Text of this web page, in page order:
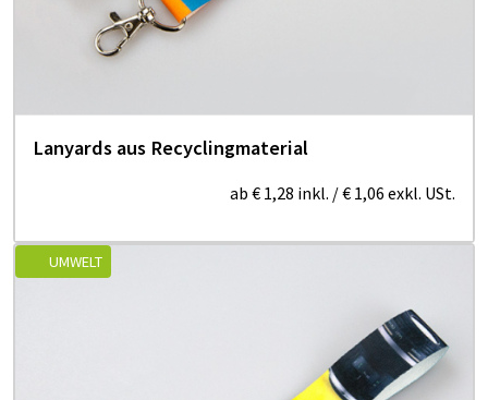
Lanyards aus Recyclingmaterial
ab € 1,28 inkl. /€ 1,06 exkl. USt.
UMWELT